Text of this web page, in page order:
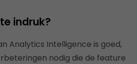
indruk?
Analytics Intelligence is goed,
nodig die de feature